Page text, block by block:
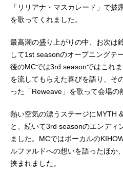
「リリアナ・マスカレード」で披
を歌ってくれました。
最高潮の盛り上がりの中、お次は
して1st seasonのオープニングテ
後のMCでは3rd seasonではこれ
を流してもらえた喜びを語り、そ
った「Reweave」を歌って会場の
熱い空気の漂うステージにMYTH
と、続いて3rd seasonのエンディ
ました。MCではボーカルの
ルファルドへの想いを語ったほか
挟まれました。